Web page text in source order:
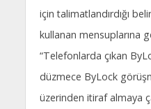
için talimatlandırdığı
kullanan mensuplarına
“Telefonlarda çıkan
düzmece ByLock
üzerinden itiraf almaya